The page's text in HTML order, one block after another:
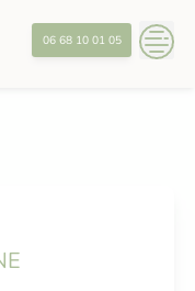
06 68 10 01 05